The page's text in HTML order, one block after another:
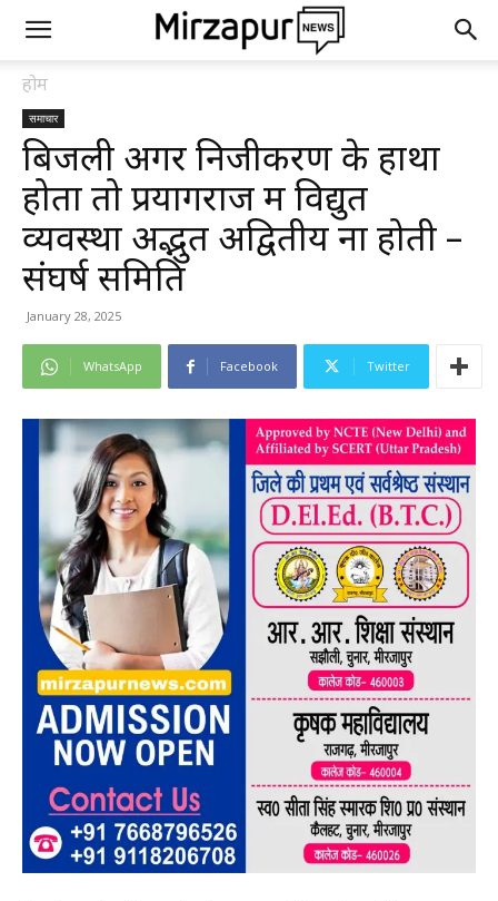
होम
समाचार
बिजली अगर निजीकरण के हाथों
होता तो प्रयागराज में विद्युत
व्यवस्था अद्भुत अद्वितीय ना होती –
संघर्ष समिति
January 28, 2025
WhatsApp Facebook Twitter